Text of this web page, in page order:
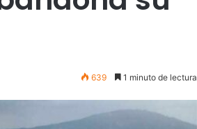
639 1 minuto de lectura